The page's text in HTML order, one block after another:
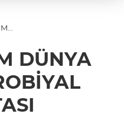
DÜNYA